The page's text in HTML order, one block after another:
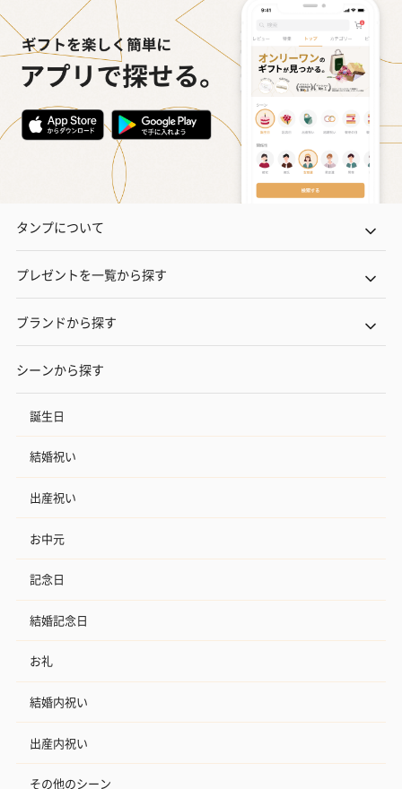
タンプについて
プレゼントを一覧から探す
ブランドから探す
シーンから探す
誕生日
結婚祝い
出産祝い
お中元
記念日
結婚記念日
お礼
結婚内祝い
出産内祝い
その他のシーン